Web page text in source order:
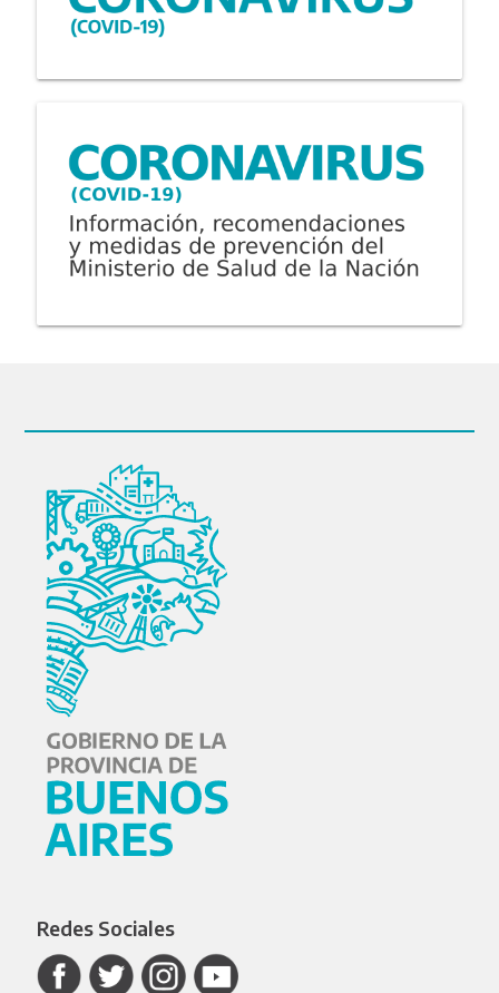
Redes Sociales